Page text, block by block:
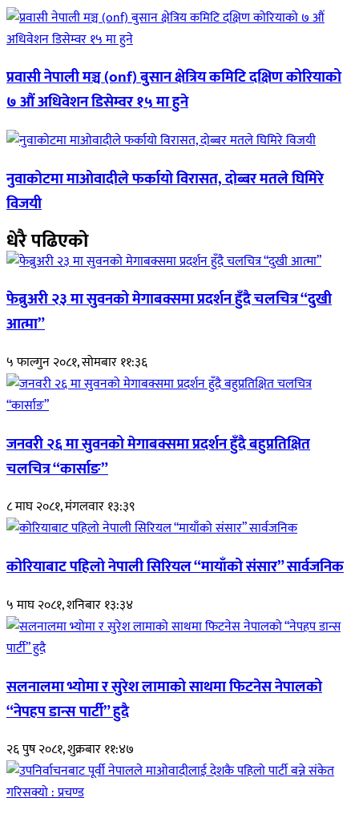
प्रवासी नेपाली मञ्च (onf) बुसान क्षेत्रिय कमिटि दक्षिण कोरियाको
७ औं अधिवेशन डिसेम्वर १५ मा हुने
नुवाकोटमा माओवादीले फर्कायो विरासत, दोब्बर मतले घिमिरे
विजयी
धेरै पढिएको
फेब्रुअरी २३ मा सुवनको मेगाबक्समा प्रदर्शन हुँदै चलचित्र “दुखी
आत्मा”
५ फाल्गुन २०८१, सोमबार ११:३६
जनवरी २६ मा सुवनको मेगाबक्समा प्रदर्शन हुँदै बहुप्रतिक्षित
चलचित्र “कार्साङ”
८ माघ २०८१, मंगलवार १३:३९
कोरियाबाट पहिलो नेपाली सिरियल “मायाँको संसार” सार्वजनिक
५ माघ २०८१, शनिबार १३:३४
सलनालमा भ्योमा र सुरेश लामाको साथमा फिटनेस नेपालको
“नेपहप डान्स पार्टी” हुदै
२६ पुष २०८१, शुक्रबार ११:४७